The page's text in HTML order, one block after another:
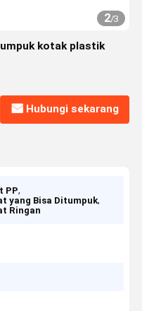
2/3
kotak plastik
Hubungi sekarang
PP,
yang Bisa Ditumpuk,
Ringan